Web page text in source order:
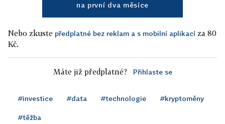
na první dva měsíce
Nebo zkuste předplatné bez reklam a s mobilní aplikací za 80
Kč.
Máte již předplatné? Přihlaste se
#investice #data #technologie #kryptoměny
#těžba